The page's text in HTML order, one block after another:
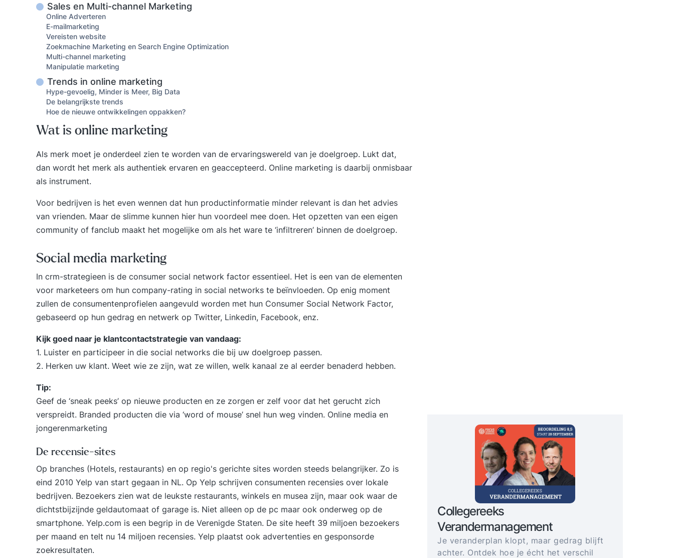
Sales en Multi-channel Marketing
Online Adverteren
E-mailmarketing
Vereisten website
Zoekmachine Marketing en Search Engine Optimization
Multi-channel marketing
Manipulatie marketing
Trends in online marketing
Hype-gevoelig, Minder is Meer, Big Data
De belangrijkste trends
Hoe de nieuwe ontwikkelingen oppakken?
Wat is online marketing
Als merk moet je onderdeel zien te worden van de ervaringswereld van je doelgroep. Lukt dat,
dan wordt het merk als authentiek ervaren en geaccepteerd. Online marketing is daarbij onmisbaar
als instrument.
Voor bedrijven is het even wennen dat hun productinformatie minder relevant is dan het advies
van vrienden. Maar de slimme kunnen hier hun voordeel mee doen. Het opzetten van een eigen
community of fanclub maakt het mogelijke om als het ware te ‘infiltreren’ binnen de doelgroep.
Social media marketing
In crm-strategieen is de consumer social network factor essentieel. Het is een van de elementen
voor marketeers om hun company-rating in social networks te beïnvloeden. Op enig moment
zullen de consumentenprofielen aangevuld worden met hun Consumer Social Network Factor,
gebaseerd op hun gedrag en netwerk op Twitter, Linkedin, Facebook, enz.
Kijk goed naar je klantcontactstrategie van vandaag:
1. Luister en participeer in die social networks die bij uw doelgroep passen.
2. Herken uw klant. Weet wie ze zijn, wat ze willen, welk kanaal ze al eerder benaderd hebben.
Tip:
Geef de ‘sneak peeks’ op nieuwe producten en ze zorgen er zelf voor dat het gerucht zich
verspreidt. Branded producten die via ‘word of mouse’ snel hun weg vinden. Online media en
jongerenmarketing
De recensie-sites
Op branches (Hotels, restaurants) en op regio's gerichte sites worden steeds belangrijker. Zo is
eind 2010 Yelp van start gegaan in NL. Op Yelp schrijven consumenten recensies over lokale
bedrijven. Bezoekers zien wat de leukste restaurants, winkels en musea zijn, maar ook waar de
dichtstbijzijnde geldautomaat of garage is. Niet alleen op de pc maar ook onderweg op de
smartphone. Yelp.com is een begrip in de Verenigde Staten. De site heeft 39 miljoen bezoekers
per maand en telt nu 14 miljoen recensies. Yelp plaatst ook advertenties en gesponsorde
zoekresultaten.
Collegereeks
Verandermanagement
Je veranderplan klopt, maar gedrag blijft
achter. Ontdek hoe je écht het verschil